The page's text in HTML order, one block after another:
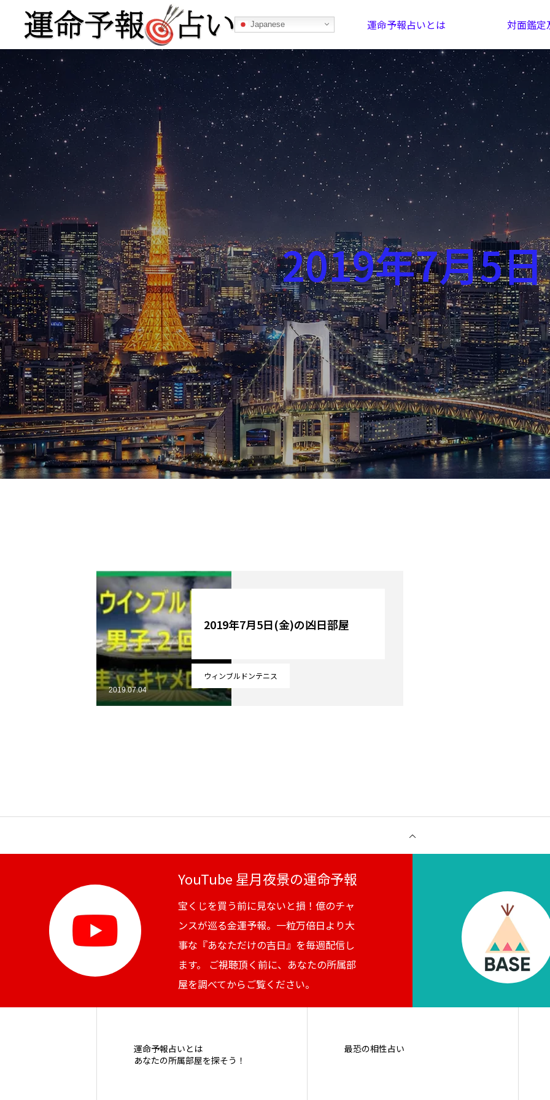
Japanese 運命予報占いとは 対面鑑定
運命予報占い
運命予報占いとは あなたの所属部屋を探そう！ 最恐の相性占い
記事カテゴリー
ブログ お知らせ 芸能界
スポーツ 競馬 社会
テニス四大大会・五輪
テニス四大大会・五輪
YouTube
Online Store
2019年7月5日
ウィンブルドンテニス
2019年7月5日(金)の凶日部屋
2019.07.04
YouTube 星月夜景の運命予報
宝くじを買う前に見ないと損！億のチャ
ンスが巡る金運予報。一粒万倍日より大
事な『あなただけの吉日』を毎週配信し
ます。 ご視聴頂く前に、あなたの所属部
屋を調べてからご覧ください。
運命予報占いとは
あなたの所属部屋を探そう！
最恐の相性占い